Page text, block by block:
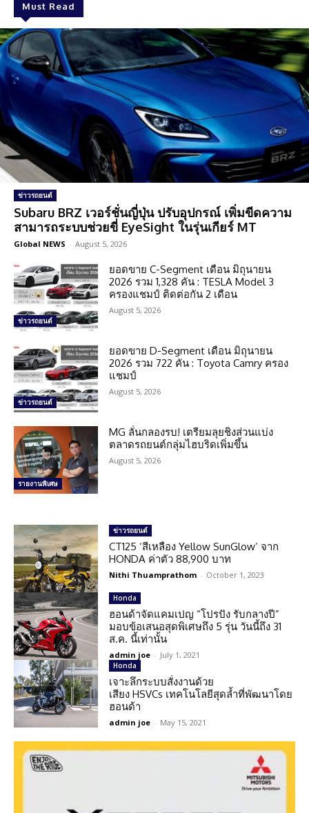
Must Read
ข่าวรถยนต์
Subaru BRZ เวอร์ชั่นญี่ปุ่น ปรับอุปกรณ์ เพิ่มขีดความ
สามารถระบบช่วยขี่ EyeSight ในรุ่นเกียร์ MT
Global NEWS - August 5, 2026
ข่าวรถยนต์
ยอดขาย C-Segment เดือน มิถุนายน
2026 รวม 1,328 คัน : TESLA Model 3
ครองแชมป์ ติดต่อกัน 2 เดือน
August 5, 2026
ข่าวรถยนต์
ยอดขาย D-Segment เดือน มิถุนายน
2026 รวม 722 คัน : Toyota Camry ครอง
แชมป์
August 5, 2026
รายงานพิเศษ
MG ลั่นกลองรบ! เตรียมลุยชิงส่วนแบ่ง
ตลาดรถยนต์กลุ่มไฮบริดเพิ่มขึ้น
August 5, 2026
ข่าวรถยนต์
CT125 ‘สีเหลือง Yellow SunGlow’ จาก
HONDA ค่าตัว 88,900 บาท
Nithi Thuamprathom - October 1, 2023
Honda
ฮอนด้าจัดแคมเปญ “โปรปัง รับกลางปี”
มอบข้อเสนอสุดพิเศษถึง 5 รุ่น วันนี้ถึง 31
ส.ค. นี้เท่านั้น
admin joe - July 1, 2021
Honda
เจาะลึกระบบสั่งงานด้วย
เสียง HSVCs เทคโนโลยีสุดล้ำที่พัฒนาโดย
ฮอนด้า
admin joe - May 15, 2021